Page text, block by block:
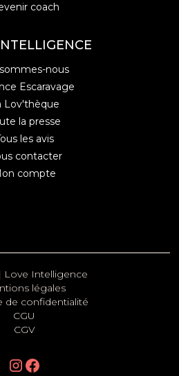
coach
nous
Escaravage
Lov'thèque
la presse
les avis
contacter
compte
Love Intelligence
légales
de confidentialité
CGU
CGV